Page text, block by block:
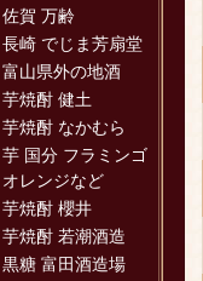
佐賀 万齢
長崎 でじま芳扇堂
富山県外の地酒
芋焼酎 健土
芋焼酎 なかむら
芋 国分 フラミンゴ
オレンジなど
芋焼酎 櫻井
芋焼酎 若潮酒造
黒糖 富田酒造場